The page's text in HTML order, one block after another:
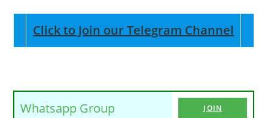
Click to Join our Telegram Channel
Whatsapp Group JOIN